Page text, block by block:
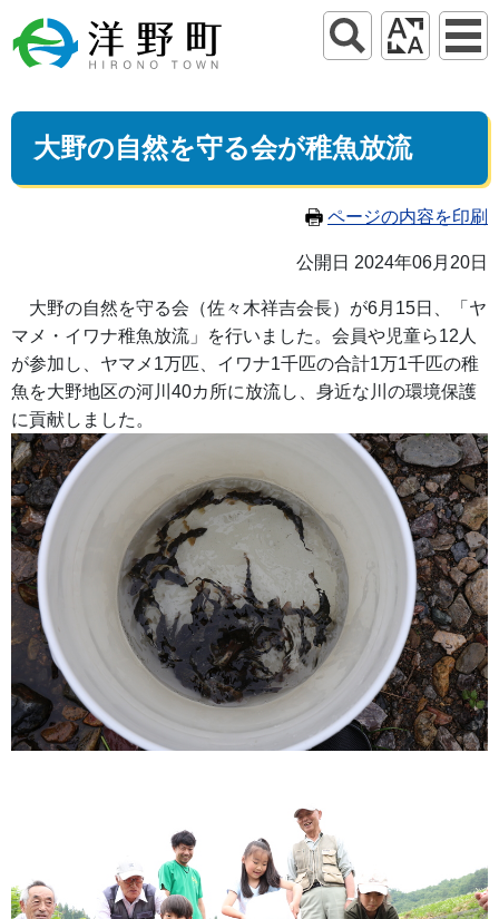
大野の自然を守る会が稚魚放流
ページの内容を印刷
公開日 2024年06月20日
大野の自然を守る会（佐々木祥吉会長）が6月15日、「ヤ
マメ・イワナ稚魚放流」を行いました。会員や児童ら12人
が参加し、ヤマメ1万匹、イワナ1千匹の合計1万1千匹の稚
魚を大野地区の河川40カ所に放流し、身近な川の環境保護
に貢献しました。